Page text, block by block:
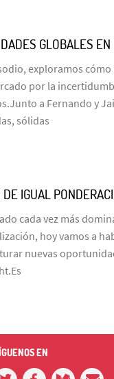
GLOBALES
exploramos
por la
a Fernando y
sólidas
DE IGUAL
cada vez más
hoy vamos a
nuevas
EN